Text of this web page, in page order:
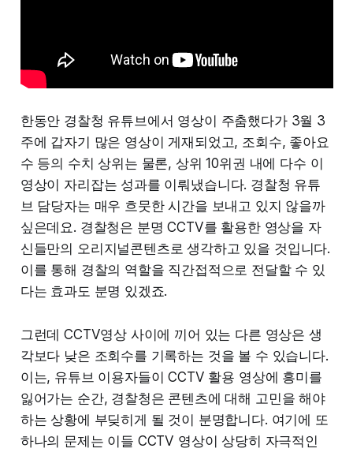
한동안 경찰청 유튜브에서 영상이 주춤했다가 3월 3
주에 갑자기 많은 영상이 게재되었고, 조회수, 좋아요
수 등의 수치 상위는 물론, 상위 10위권 내에 다수 이
영상이 자리잡는 성과를 이뤄냈습니다. 경찰청 유튜
브 담당자는 매우 흐뭇한 시간을 보내고 있지 않을까
싶은데요. 경찰청은 분명 CCTV를 활용한 영상을 자
신들만의 오리지널콘텐츠로 생각하고 있을 것입니다.
이를 통해 경찰의 역할을 직간접적으로 전달할 수 있
다는 효과도 분명 있겠죠.
그런데 CCTV영상 사이에 끼어 있는 다른 영상은 생
각보다 낮은 조회수를 기록하는 것을 볼 수 있습니다.
이는, 유튜브 이용자들이 CCTV 활용 영상에 흥미를
잃어가는 순간, 경찰청은 콘텐츠에 대해 고민을 해야
하는 상황에 부딪히게 될 것이 분명합니다. 여기에 또
하나의 문제는 이들 CCTV 영상이 상당히 자극적인